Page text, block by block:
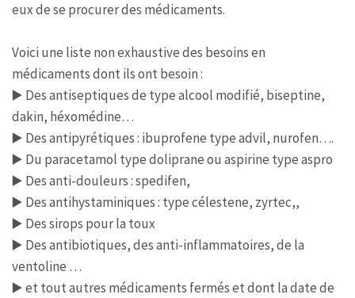
eux de se procurer des médicaments.
Voici une liste non exhaustive des besoins en
médicaments dont ils ont besoin :
▶️ Des antiseptiques de type alcool modifié, biseptine,
dakin, héxomédine…
▶️ Des antipyrétiques : ibuprofene type advil, nurofen….
▶️ Du paracetamol type doliprane ou aspirine type aspro
▶️ Des anti-douleurs : spedifen,
▶️ Des antihystaminiques : type célestene, zyrtec,,
▶️ Des sirops pour la toux
▶️ Des antibiotiques, des anti-inflammatoires, de la
ventoline …
▶️ et tout autres médicaments fermés et dont la date de